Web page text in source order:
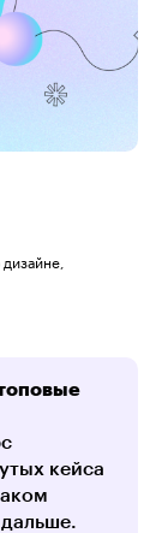
кейса